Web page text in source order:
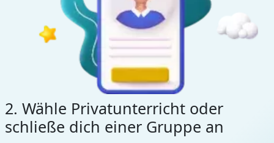
2. Wähle Privatunterricht oder
schließe dich einer Gruppe an